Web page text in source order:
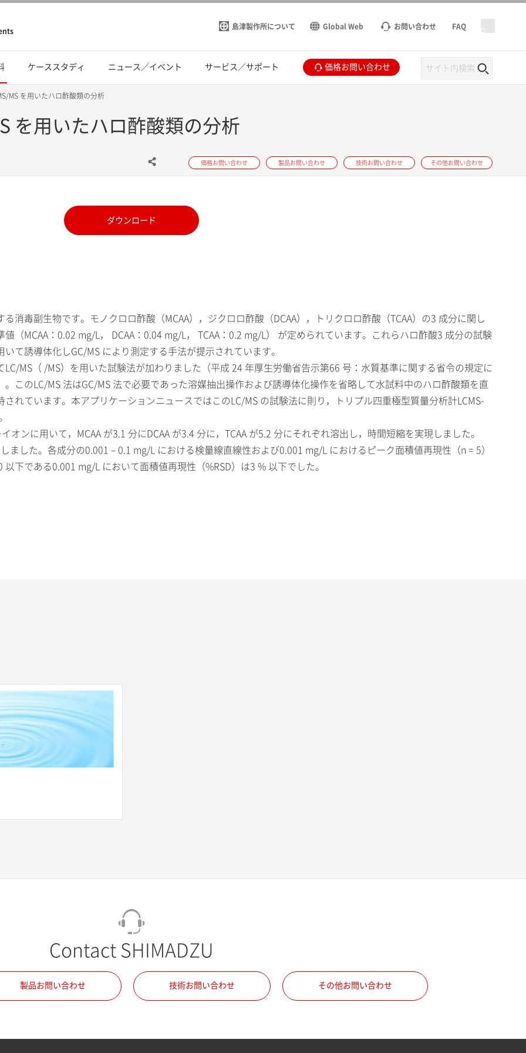
島津製作所について Global Web お問い合わせ FAQ
ケーススタディ ニュース／イベント サービス／サポート 価格お問い合わせ
MS を用いたハロ酢酸類の分析
を用いたハロ酢酸類の分析
価格お問い合わせ 製品お問い合わせ 技術お問い合わせ その他お問い合わせ
ダウンロード
消毒副生物です。モノクロロ酢酸（MCAA），ジクロロ酢酸（DCAA），トリクロロ酢酸（TCAA）の3 成分に関し
（MCAA：0.02 mg/L， DCAA：0.04 mg/L， TCAA：0.2 mg/L） が定められています。これらハロ酢酸3 成分の試験
て誘導体化しGC/MS により測定する手法が提示されています。
MS（ /MS）を用いた試験法が加わりました（平成 24 年厚生労働省告示第66 号：水質基準に関する省令の規定に
このLC/MS 法はGC/MS 法で必要であった溶媒抽出操作および誘導体化操作を省略して水試料中のハロ酢酸類を直
れています。本アプリケーションニュースではこのLC/MS の試験法に則り，トリプル四重極型質量分析計LCMS-
オンに用いて，MCAA が3.1 分にDCAA が3.4 分に，TCAA が5.2 分にそれぞれ溶出し，時間短縮を実現しました。
ました。各成分の0.001 – 0.1 mg/L における検量線直線性および0.001 mg/L におけるピーク面積値再現性（n = 5）
下である0.001 mg/L において面積値再現性（%RSD）は3 % 以下でした。
Contact SHIMADZU
製品お問い合わせ 技術お問い合わせ その他お問い合わせ